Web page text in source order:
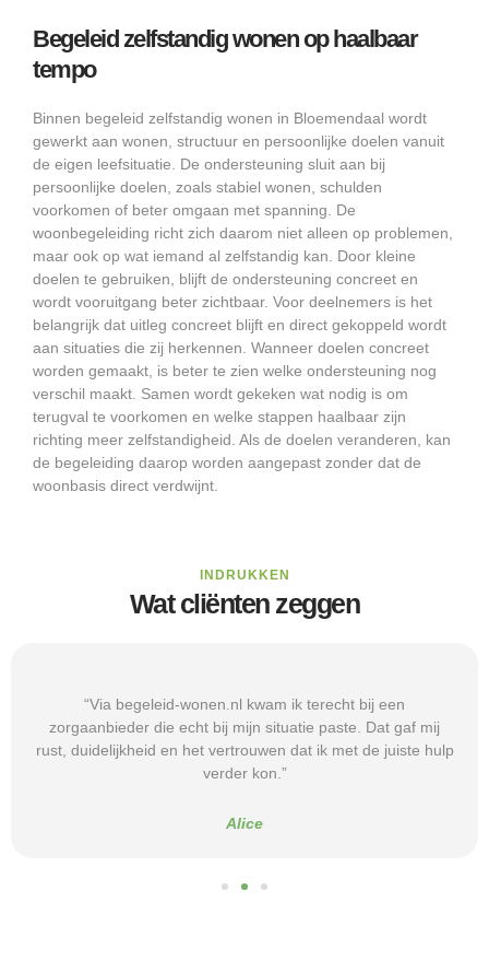
Begeleid zelfstandig wonen op haalbaar
tempo
Binnen begeleid zelfstandig wonen in Bloemendaal wordt
gewerkt aan wonen, structuur en persoonlijke doelen vanuit
de eigen leefsituatie. De ondersteuning sluit aan bij
persoonlijke doelen, zoals stabiel wonen, schulden
voorkomen of beter omgaan met spanning. De
woonbegeleiding richt zich daarom niet alleen op problemen,
maar ook op wat iemand al zelfstandig kan. Door kleine
doelen te gebruiken, blijft de ondersteuning concreet en
wordt vooruitgang beter zichtbaar. Voor deelnemers is het
belangrijk dat uitleg concreet blijft en direct gekoppeld wordt
aan situaties die zij herkennen. Wanneer doelen concreet
worden gemaakt, is beter te zien welke ondersteuning nog
verschil maakt. Samen wordt gekeken wat nodig is om
terugval te voorkomen en welke stappen haalbaar zijn
richting meer zelfstandigheid. Als de doelen veranderen, kan
de begeleiding daarop worden aangepast zonder dat de
woonbasis direct verdwijnt.
INDRUKKEN
Wat cliënten zeggen
“Via begeleid-wonen.nl kwam ik terecht bij een
zorgaanbieder die echt bij mijn situatie paste. Dat gaf mij
rust, duidelijkheid en het vertrouwen dat ik met de juiste hulp
verder kon.”
Alice